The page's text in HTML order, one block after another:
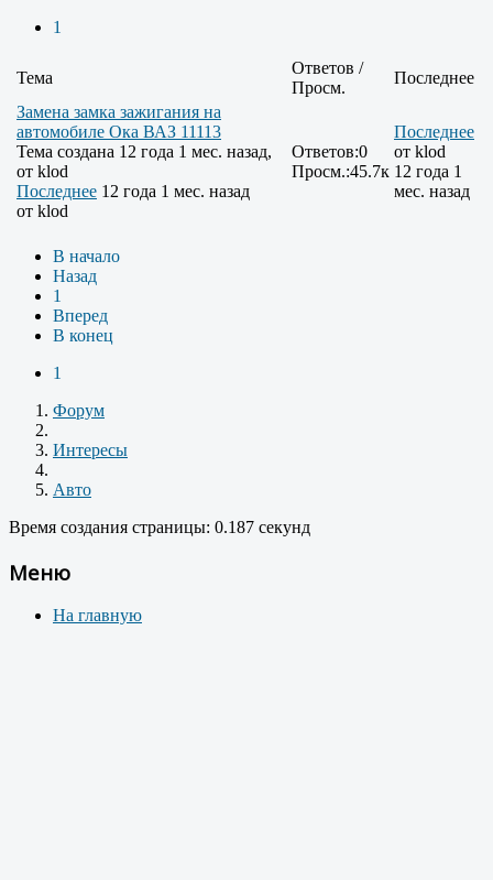
1
Тема
Ответов /
Просм.
Последнее
Замена замка зажигания на
автомобиле Ока ВАЗ 11113
Тема создана 12 года 1 мес. назад,
от klod
Последнее 12 года 1 мес. назад
от klod
Ответов:0
Просм.:45.7к
Последнее
от klod
12 года 1
мес. назад
В начало
Назад
1
Вперед
В конец
1
Форум
Интересы
Авто
Время создания страницы: 0.187 секунд
Меню
На главную